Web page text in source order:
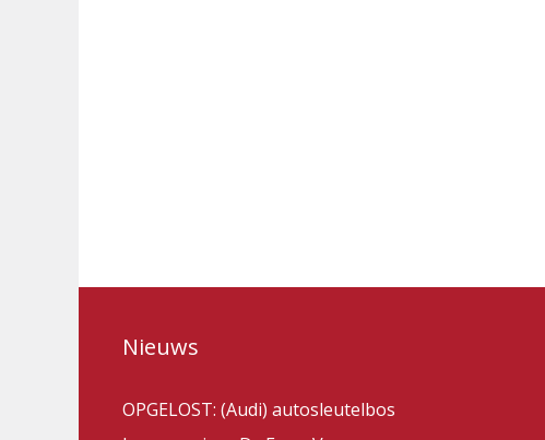
Nieuws
OPGELOST: (Audi) autosleutelbos